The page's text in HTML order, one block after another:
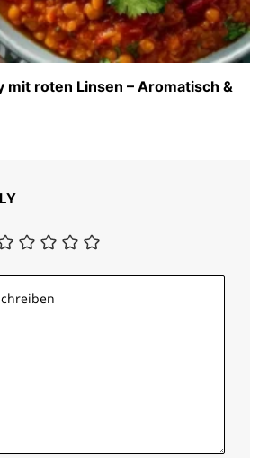
roten Linsen – Aromatisch &